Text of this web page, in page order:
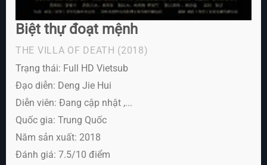
Biệt thự đoạt mệnh
THE VILLA OF DEATH (2018)
Trạng thái: Full HD Vietsub
Đạo diễn: Deng Jie Hui
Diễn viên: Đang cập nhật ,...
Quốc gia: Trung Quốc
Năm sản xuất: 2018
Đánh giá: 7.5/10 điểm